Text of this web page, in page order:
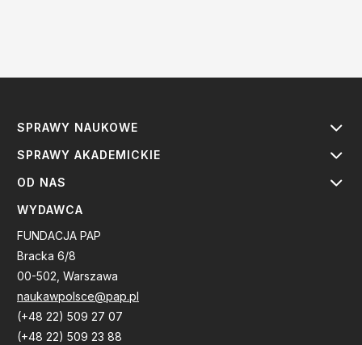
SPRAWY NAUKOWE
SPRAWY AKADEMICKIE
OD NAS
WYDAWCA
FUNDACJA PAP
Bracka 6/8
00-502, Warszawa
naukawpolsce@pap.pl
(+48 22) 509 27 07
(+48 22) 509 23 88